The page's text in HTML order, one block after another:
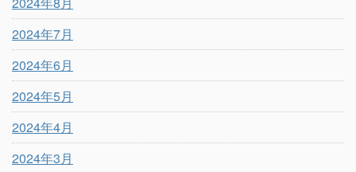
2024年7月
2024年6月
2024年5月
2024年4月
2024年3月